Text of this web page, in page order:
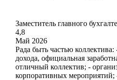
Заместитель главного
4,8
Май 2026
Рада быть частью
дохода, официальная
отличный коллектив; -
корпоративных